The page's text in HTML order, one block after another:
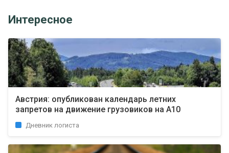
Интересное
Австрия: опубликован календарь летних
запретов на движение грузовиков на А10
Дневник логиста